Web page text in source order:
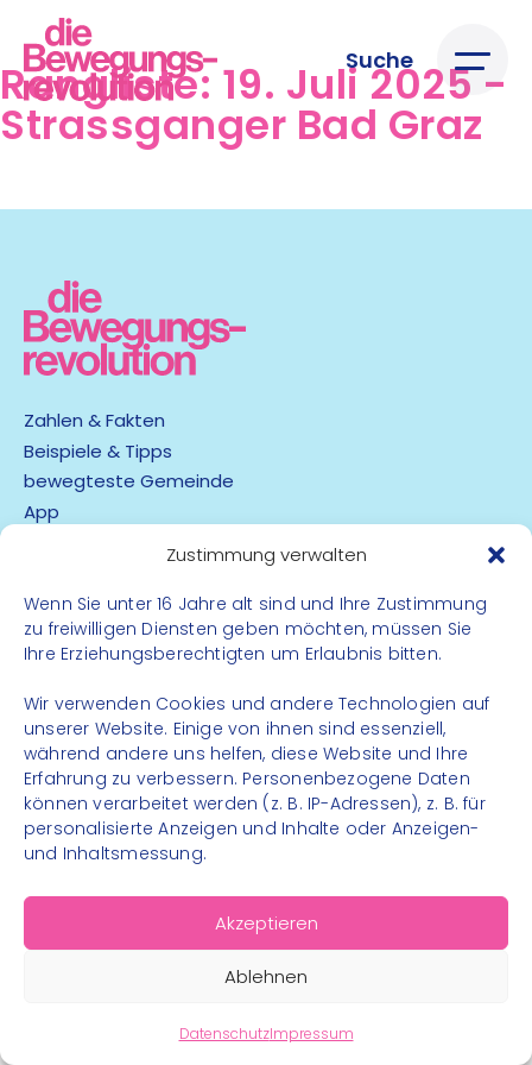
Zustimmung verwalten
Wenn Sie unter 16 Jahre alt sind und Ihre Zustimmung
zu freiwilligen Diensten geben möchten, müssen Sie
Ihre Erziehungsberechtigten um Erlaubnis bitten.
Wir verwenden Cookies und andere Technologien auf
unserer Website. Einige von ihnen sind essenziell,
während andere uns helfen, diese Website und Ihre
Erfahrung zu verbessern. Personenbezogene Daten
können verarbeitet werden (z. B. IP-Adressen), z. B. für
personalisierte Anzeigen und Inhalte oder Anzeigen-
und Inhaltsmessung.
Akzeptieren
Ablehnen
DatenschutzImpressum
Suche
Rangliste: 19. Juli 2025 -
Strassganger Bad Graz
Zahlen & Fakten
Beispiele & Tipps
bewegteste Gemeinde
App
Datenschutz
Impressum
Kontakt
FOLGE UNS
Instagram
Facebook
© 2026 – Bewegungsland Steiermark gGmbH - Alle